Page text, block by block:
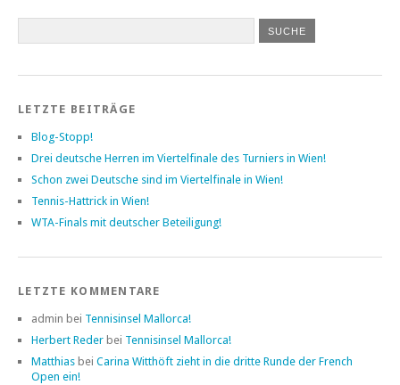
LETZTE BEITRÄGE
Blog-Stopp!
Drei deutsche Herren im Viertelfinale des Turniers in Wien!
Schon zwei Deutsche sind im Viertelfinale in Wien!
Tennis-Hattrick in Wien!
WTA-Finals mit deutscher Beteiligung!
LETZTE KOMMENTARE
admin bei Tennisinsel Mallorca!
Herbert Reder bei Tennisinsel Mallorca!
Matthias bei Carina Witthöft zieht in die dritte Runde der French
Open ein!